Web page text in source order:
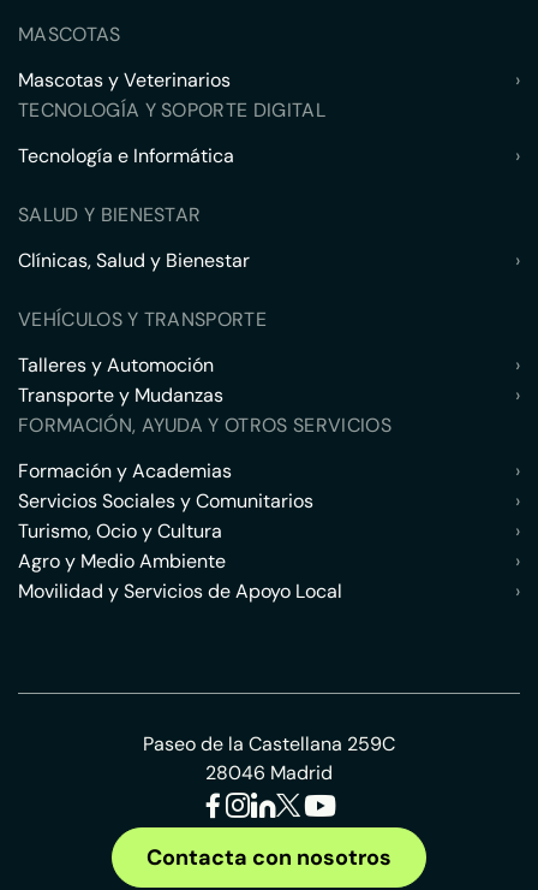
MASCOTAS
Mascotas y Veterinarios
›
TECNOLOGÍA Y SOPORTE DIGITAL
Tecnología e Informática
›
SALUD Y BIENESTAR
Clínicas, Salud y Bienestar
›
VEHÍCULOS Y TRANSPORTE
Talleres y Automoción
›
Transporte y Mudanzas
›
FORMACIÓN, AYUDA Y OTROS SERVICIOS
Formación y Academias
›
Servicios Sociales y Comunitarios
›
Turismo, Ocio y Cultura
›
Agro y Medio Ambiente
›
Movilidad y Servicios de Apoyo Local
›
Paseo de la Castellana 259C
28046 Madrid
Contacta con nosotros